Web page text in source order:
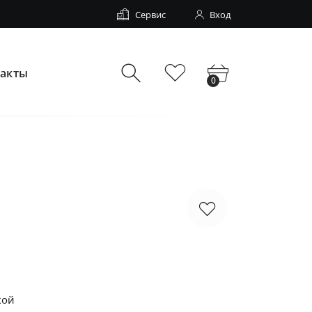
Сервис Вход
0